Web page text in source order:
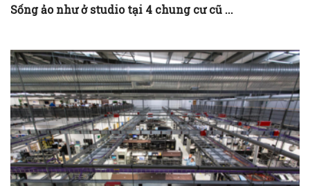
Sống ảo như ở studio tại 4 chung cư cũ ...